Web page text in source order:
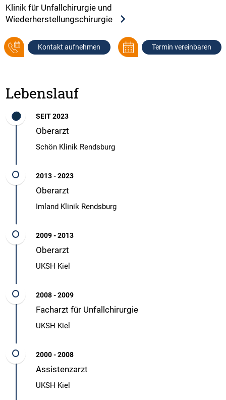
Klinik für Unfallchirurgie und
Wiederherstellungschirurgie
Kontakt aufnehmen Termin vereinbaren
Lebenslauf
SEIT 2023
Oberarzt
Schön Klinik Rendsburg
2013 - 2023
Oberarzt
Imland Klinik Rendsburg
2009 - 2013
Oberarzt
UKSH Kiel
2008 - 2009
Facharzt für Unfallchirurgie
UKSH Kiel
2000 - 2008
Assistenzarzt
UKSH Kiel